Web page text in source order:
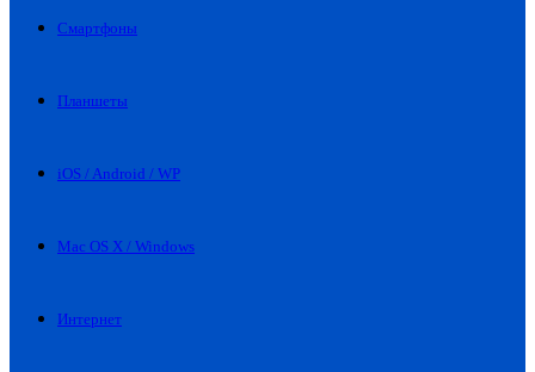
Смартфоны
Планшеты
iOS / Android / WP
Mac OS X / Windows
Интернет